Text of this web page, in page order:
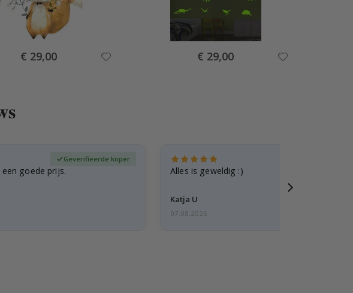
Special
Price
€ 29,00 Special
Price
€ 29,00
goede prijs.
Geverifieerde koper
Alles is geweldig :)
Katja U
07.08.2026